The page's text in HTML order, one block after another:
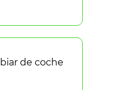
de coche